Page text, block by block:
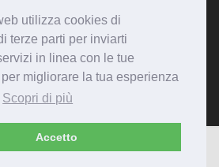
utilizza cookies di
terze parti per inviarti
in linea con le tue
migliorare la tua esperienza
Scopri di più
Accetto
ADERISCI
2026 - Tutti i diritti riservati.